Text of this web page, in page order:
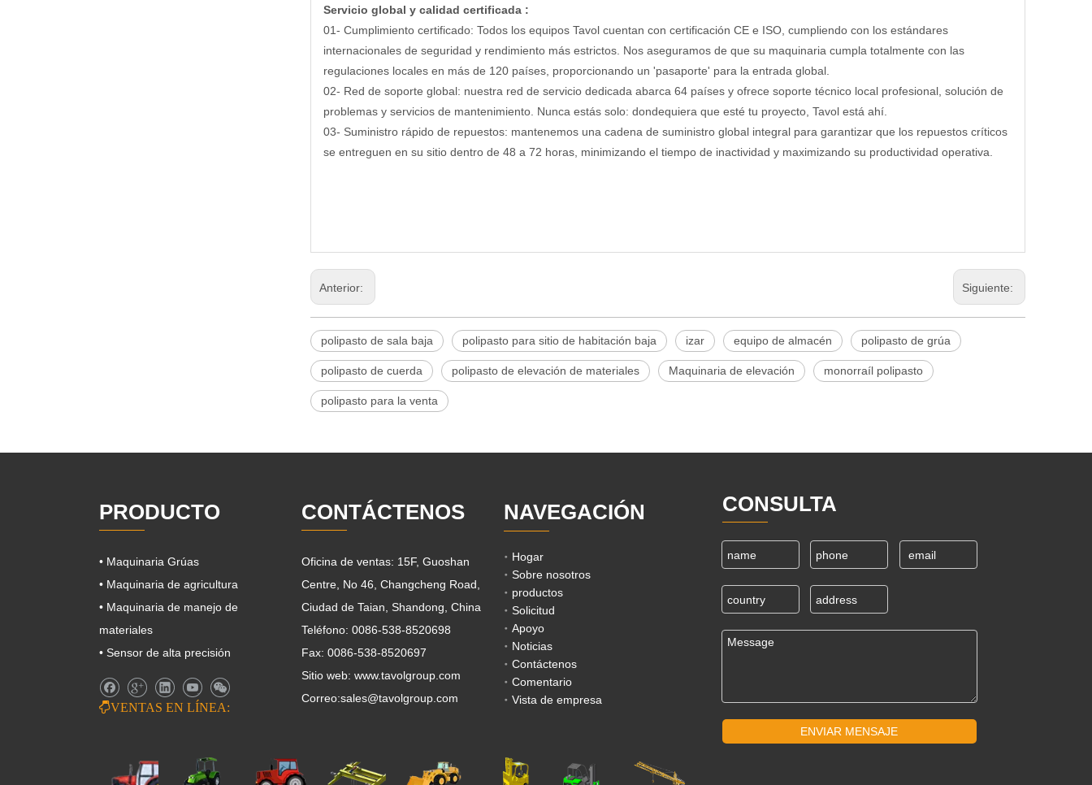
Servicio global y calidad certificada :
01- Cumplimiento certificado: Todos los equipos Tavol cuentan con certificación CE e ISO, cumpliendo con los estándares
internacionales de seguridad y rendimiento más estrictos. Nos aseguramos de que su maquinaria cumpla totalmente con las
regulaciones locales en más de 120 países, proporcionando un 'pasaporte' para la entrada global.
02- Red de soporte global: nuestra red de servicio dedicada abarca 64 países y ofrece soporte técnico local profesional, solución de
problemas y servicios de mantenimiento. Nunca estás solo: dondequiera que esté tu proyecto, Tavol está ahí.
03- Suministro rápido de repuestos: mantenemos una cadena de suministro global integral para garantizar que los repuestos críticos
se entreguen en su sitio dentro de 48 a 72 horas, minimizando el tiempo de inactividad y maximizando su productividad operativa.
Anterior: Siguiente:
polipasto de sala baja polipasto para sitio de habitación baja izar equipo de almacén polipasto de grúa
polipasto de cuerda polipasto de elevación de materiales Maquinaria de elevación monorraíl polipasto
polipasto para la venta
PRODUCTO
• Maquinaria Grúas
• Maquinaria de agricultura
• Maquinaria de manejo de
materiales
• Sensor de alta precisión
VENTAS EN LÍNEA:
CONTÁCTENOS
Oficina de ventas: 15F, Guoshan
Centre, No 46, Changcheng Road,
Ciudad de Taian, Shandong, China
Teléfono: 0086-538-8520698
Fax: 0086-538-8520697
Sitio web: www.tavolgroup.com
Correo:sales@tavolgroup.com
NAVEGACIÓN
Hogar
Sobre nosotros
productos
Solicitud
Apoyo
Noticias
Contáctenos
Comentario
Vista de empresa
CONSULTA
ENVIAR MENSAJE